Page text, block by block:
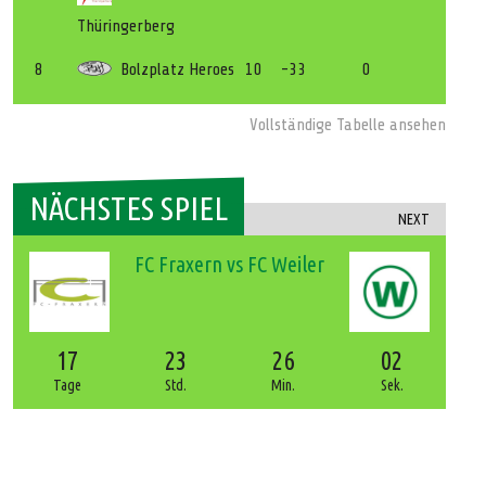
Thüringerberg
8 Bolzplatz Heroes 10 -33 0
Vollständige Tabelle ansehen
NEXT
NÄCHSTES SPIEL
FC Fraxern vs FC Weiler
17
Tage
23
Std.
26
Min.
01
Sek.